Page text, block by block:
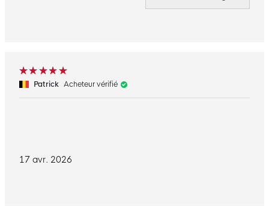
17 avr. 2026
Patrick Acheteur vérifié